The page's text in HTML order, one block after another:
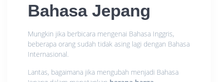
Bahasa Jepang
Mungkin jika berbicara mengenai Bahasa Inggris,
beberapa orang sudah tidak asing lagi dengan Bahasa
Internasional.
Lantas, bagaimana jika mengubah menjadi Bahasa